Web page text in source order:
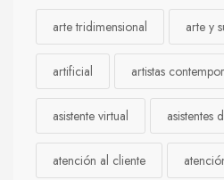
arte tridimensional arte y
artificial artistas
asistente virtual asistentes
atención al cliente